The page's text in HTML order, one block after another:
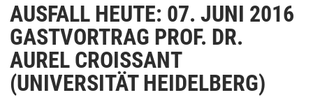
AUSFALL HEUTE: 07. JUNI 2016
GASTVORTRAG PROF. DR.
AUREL CROISSANT
(UNIVERSITÄT HEIDELBERG)